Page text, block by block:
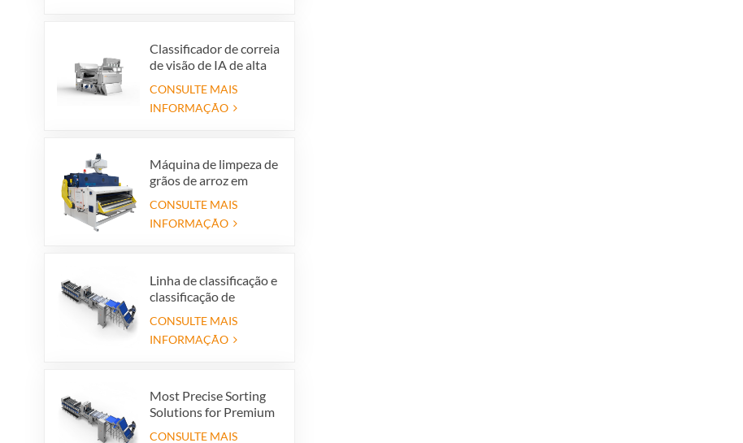
Classificador de correia
de visão de IA de alta
CONSULTE MAIS
INFORMAÇÃO
Máquina de limpeza de
grãos de arroz em
vibratória para limpeza
de arroz em casca,
CONSULTE MAIS
INFORMAÇÃO
Linha de classificação e
classificação de
Aumente o valor do seu
produto e o lucro da
CONSULTE MAIS
INFORMAÇÃO
Most Precise Sorting
Solutions for Premium
CONSULTE MAIS